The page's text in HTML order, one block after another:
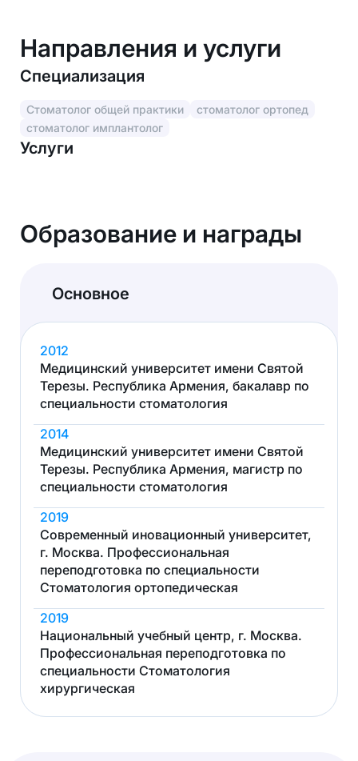
Направления и услуги
Специализация
Стоматолог общей практики
стоматолог ортопед
стоматолог имплантолог
Услуги
Образование и награды
Основное
2012
Медицинский университет имени Святой
Терезы. Республика Армения, бакалавр по
специальности стоматология
2014
Медицинский университет имени Святой
Терезы. Республика Армения, магистр по
специальности стоматология
2019
Современный иновационный университет,
г. Москва. Профессиональная
переподготовка по специальности
Стоматология ортопедическая
2019
Национальный учебный центр, г. Москва.
Профессиональная переподготовка по
специальности Стоматология
хирургическая